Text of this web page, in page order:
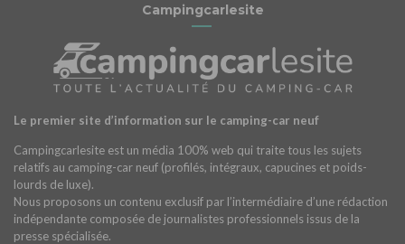
Campingcarlesite
Le premier site d’information sur le camping-car neuf
Campingcarlesite est un média 100% web qui traite tous les sujets
relatifs au camping-car neuf (profilés, intégraux, capucines et poids-
lourds de luxe).
Nous proposons un contenu exclusif par l’intermédiaire d’une rédaction
indépendante composée de journalistes professionnels issus de la
presse spécialisée.